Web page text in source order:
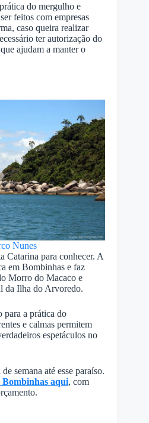
do mergulho e
feitos com empresas
caso queira realizar
ter autorização do
ajudam a manter o
Nunes
Catarina para conhecer. A
em Bombinhas e faz
Morro do Macaco e
da Ilha do Arvoredo.
para a prática do
e calmas permitem
espetáculos no
semana até esse paraíso.
Bombinhas aqui, com